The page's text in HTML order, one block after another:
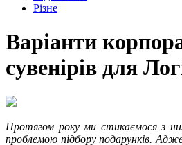
Різне
Варіанти
сувенірів для
Протягом року ми стикаємося з
проблемою підбору подарунків.